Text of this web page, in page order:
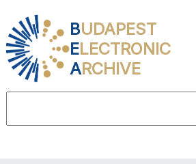
BUDAPEST
ELECTRONIC
ARCHIVE